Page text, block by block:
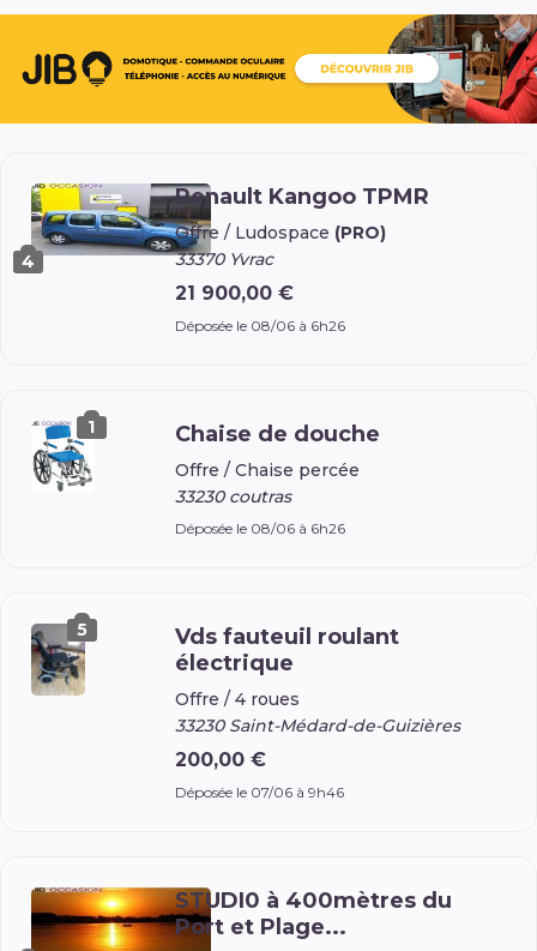
4
Renault Kangoo TPMR
Offre / Ludospace (PRO)
33370 Yvrac
21 900,00 €
Déposée le 08/06 à 6h26
1 Chaise de douche
Offre / Chaise percée
33230 coutras
Déposée le 08/06 à 6h26
5
Vds fauteuil roulant
électrique
Offre / 4 roues
33230 Saint-Médard-de-Guizières
200,00 €
Déposée le 07/06 à 9h46
STUDI0 à 400mètres du
Port et Plage...